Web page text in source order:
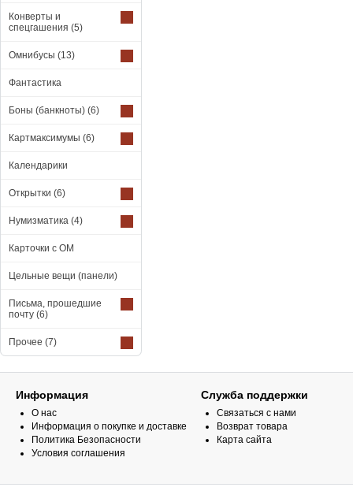
Конверты и
спецгашения (5)
Омнибусы (13)
Фантастика
Боны (банкноты) (6)
Картмаксимумы (6)
Календарики
Открытки (6)
Нумизматика (4)
Карточки с ОМ
Цельные вещи (панели)
Письма, прошедшие
почту (6)
Прочее (7)
Информация
О нас
Информация о покупке и доставке
Политика Безопасности
Условия соглашения
Служба поддержки
Связаться с нами
Возврат товара
Карта сайта